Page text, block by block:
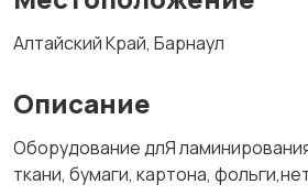
Алтайский Край, Барнаул
Описание
Оборудование длЯ
ткани, бумаги, картона,